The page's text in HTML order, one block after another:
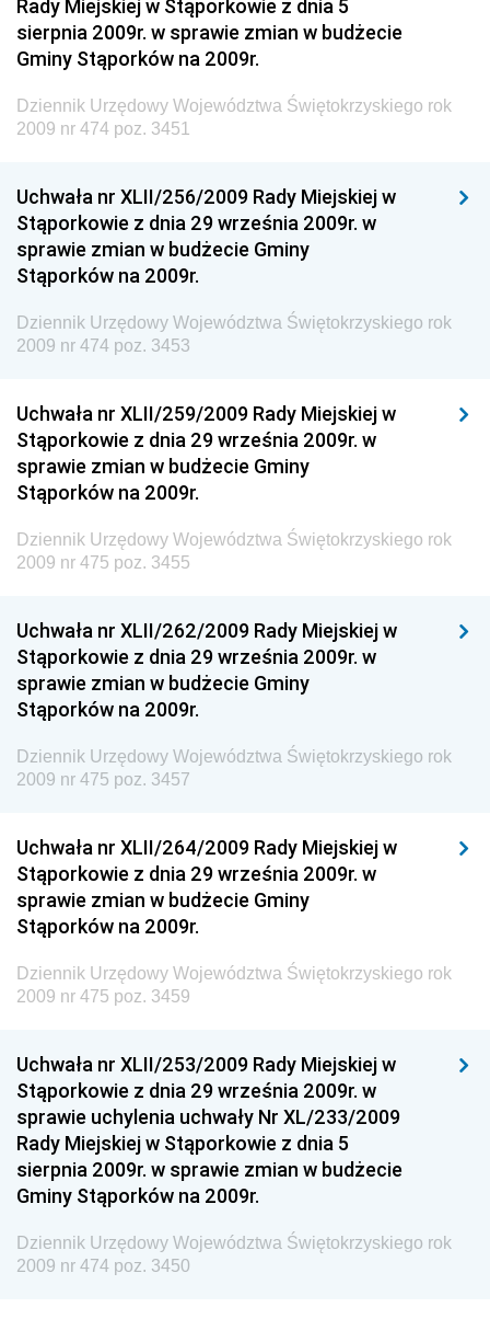
Dziennik Urzędowy Ministerstwa Administracji i
Gospodarki Przestrzennej
Dziennik Urzędowy Unii Europejskiej, L
Dziennik Urzędowy Ministerstwa Komunikacji
Chemicznego i Lekkiego
Dziennik Urzędowy Ministerstwa Rolnictwa i
Gospodarki Żywnościowej
Społecznej
Dziennik Urzędowy Ministra Cyfryzacji
Dziennik Urzędowy Ministra Infrastruktury i
Budownictwa
Dziennik Urzędowy Ministra Gospodarki Morskiej i
Dziennik Urzędowy Ministra Energii
Dziennik Urzędowy Ministra Sprawiedliwości
Dziennik Urzędowy Ministra Rozwoju i Finansów
Dziennik Urzędowy Wyższego Urzędu Górniczego
Dziennik Urzędowy Prezesa Urzędu Transportu
Kolejowego
Technologii
Dziennik Urzędowy Ministra Inwestycji i Rozwoju
Dziennik Urzędowy Naczelnego Dyrektora Archiwów
Państwowych
Dziennik Urzędowy Ministra Finansów, Inwestycji i
Rozwoju
Dziennik Urzędowy Ministra Sportu
Dziennik Urzędowy Ministra Funduszy i Polityki
Regionalnej
Dziennik Urzędowy Ministra Aktywów Państwowych
Dziennik Urzędowy Ministra Zdrowia
Dziennik Urzędowy Ministra Środowiska i Głównego
Inspektora Ochrony Środowiska
Rady Miejskiej w Stąporkowie z dnia 5
sierpnia 2009r. w sprawie zmian w budżecie
Gminy Stąporków na 2009r.
Dziennik Urzędowy Województwa Świętokrzyskiego rok
2009 nr 474 poz. 3451
Uchwała nr XLII/256/2009 Rady Miejskiej w
Stąporkowie z dnia 29 września 2009r. w
sprawie zmian w budżecie Gminy
Stąporków na 2009r.
Dziennik Urzędowy Województwa Świętokrzyskiego rok
2009 nr 474 poz. 3453
Uchwała nr XLII/259/2009 Rady Miejskiej w
Stąporkowie z dnia 29 września 2009r. w
sprawie zmian w budżecie Gminy
Stąporków na 2009r.
Dziennik Urzędowy Województwa Świętokrzyskiego rok
2009 nr 475 poz. 3455
Uchwała nr XLII/262/2009 Rady Miejskiej w
Stąporkowie z dnia 29 września 2009r. w
sprawie zmian w budżecie Gminy
Stąporków na 2009r.
Dziennik Urzędowy Województwa Świętokrzyskiego rok
2009 nr 475 poz. 3457
Uchwała nr XLII/264/2009 Rady Miejskiej w
Stąporkowie z dnia 29 września 2009r. w
sprawie zmian w budżecie Gminy
Stąporków na 2009r.
Dziennik Urzędowy Województwa Świętokrzyskiego rok
2009 nr 475 poz. 3459
Uchwała nr XLII/253/2009 Rady Miejskiej w
Stąporkowie z dnia 29 września 2009r. w
sprawie uchylenia uchwały Nr XL/233/2009
Rady Miejskiej w Stąporkowie z dnia 5
sierpnia 2009r. w sprawie zmian w budżecie
Gminy Stąporków na 2009r.
Dziennik Urzędowy Województwa Świętokrzyskiego rok
2009 nr 474 poz. 3450